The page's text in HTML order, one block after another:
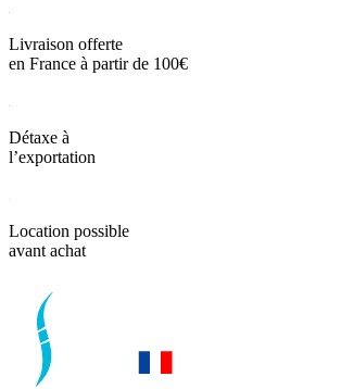
Livraison offerte
en France à partir de 100€
Détaxe à
l’exportation
Location possible
avant achat